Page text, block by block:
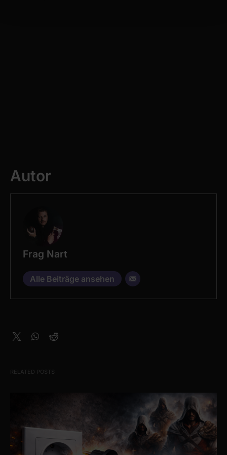
Autor
Frag Nart
Alle Beiträge ansehen
RELATED POSTS